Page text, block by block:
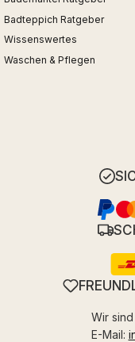
Badteppich Ratgeber
Wissenswertes
Waschen & Pflegen
Wir
E-Mail: